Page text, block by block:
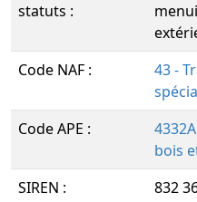
statuts :
Code NAF :
43 -
Code APE :
bois
SIREN :
832